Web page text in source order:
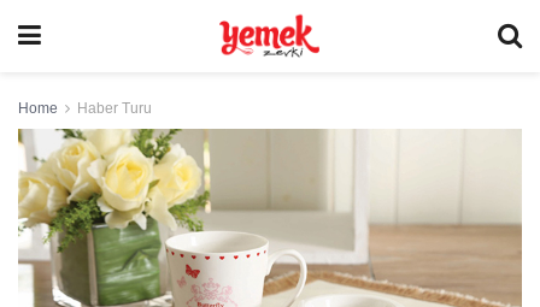
Home Haber Turu